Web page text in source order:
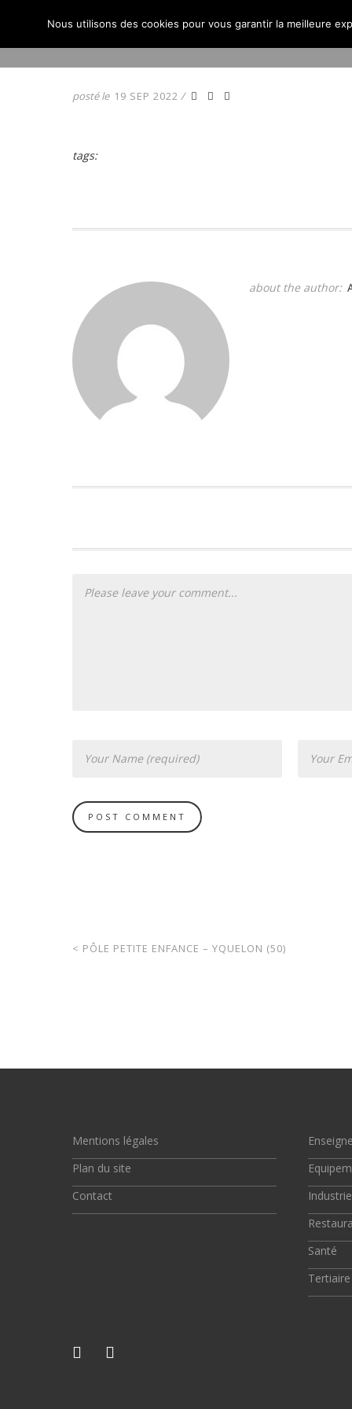
ACCUEIL
posté le 19 SEP 2022 /
tags:
about the author:
< PÔLE PETITE ENFANCE – YQUELON (50)
Mentions légales
Plan du site
Contact
Santé
Tertiaire
Nous utilisons des cookies pour vous garantir la meilleure